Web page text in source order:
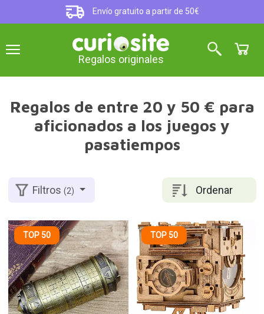
Envío gratuito a partir de 50€
Regalos originales
Regalos de entre 20 y 50 € para
aficionados a los juegos y
pasatiempos
Ordenar
Filtros(2)
TOP 50 TOP 50